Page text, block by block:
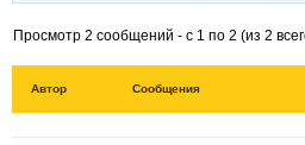
Просмотр 2 сообщений - с 1 по 2 (из 2
Автор Сообщения